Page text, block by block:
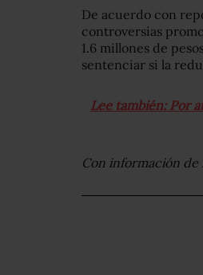
De acuerdo con
controversias
1.6 millones de
sentenciar si la
Lee también: Por
Con información de